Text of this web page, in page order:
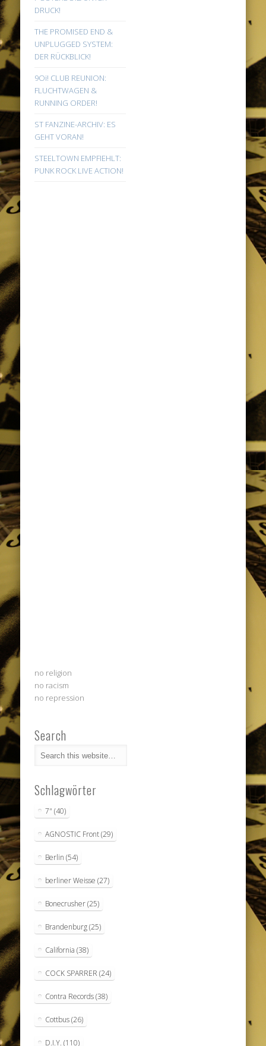
DRUCK!
THE PROMISED END &
UNPLUGGED SYSTEM:
DER RÜCKBLICK!
9Oi! CLUB REUNION:
FLUCHTWAGEN &
RUNNING ORDER!
ST FANZINE-ARCHIV: ES
GEHT VORAN!
STEELTOWN EMPFIEHLT:
PUNK ROCK LIVE ACTION!
no religion
no racism
no repression
Search
Schlagwörter
7" (40)
AGNOSTIC Front(29)
Berlin (54)
berliner Weisse (27)
Bonecrusher(25)
Brandenburg(25)
California (38)
COCK SPARRER (24)
Contra Records(38)
Cottbus(26)
D.I.Y. (110)